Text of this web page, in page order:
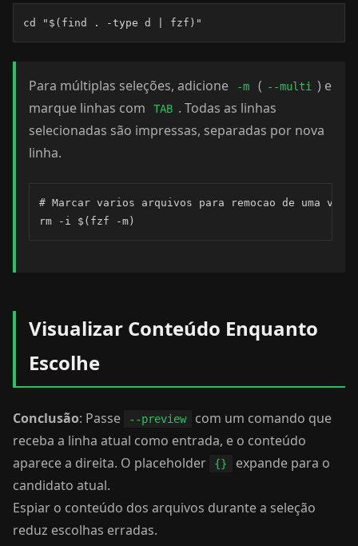
cd "$(find . -type d | fzf)"
Para múltiplas seleções, adicione -m ( --multi
) e
marque linhas com
TAB . Todas as linhas
selecionadas são impressas, separadas por nova
linha.
# Marcar varios arquivos para remocao de uma vez
rm -i $(fzf -m)
Visualizar Conteúdo Enquanto
Escolhe
Conclusão: Passe --preview
com um comando que
receba a linha atual como entrada, e o conteúdo
aparece a direita. O placeholder
{}
expande para o
candidato atual.
Espiar o conteúdo dos arquivos durante a seleção
reduz escolhas erradas.